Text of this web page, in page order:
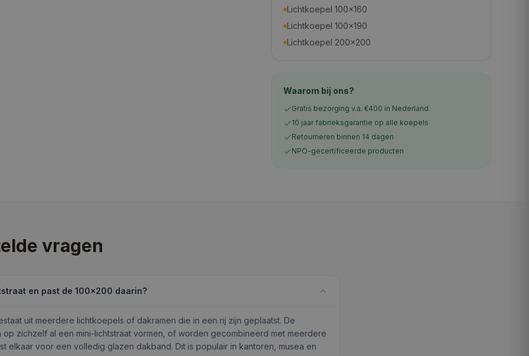
Lichtkoepel 100×160
Lichtkoepel 100×190
Lichtkoepel 200×200
Waarom bij ons?
Gratis bezorging v.a. €400 in Nederland
10 jaar fabrieksgarantie op alle koepels
Retourneren binnen 14 dagen
NPO-gecertificeerde producten
vragen
en past de 100×200 daarin?
uit meerdere lichtkoepels of dakramen die in een rij zijn geplaatst. De
op zichzelf al een mini-lichtstraat vormen, of worden gecombineerd met meerdere
elkaar voor een volledig glazen dakband. Dit is populair in kantoren, musea en